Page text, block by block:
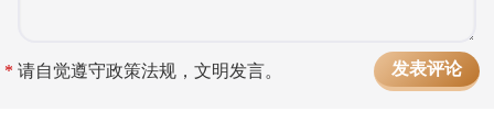
* 请自觉遵守政策法规，文明发言。